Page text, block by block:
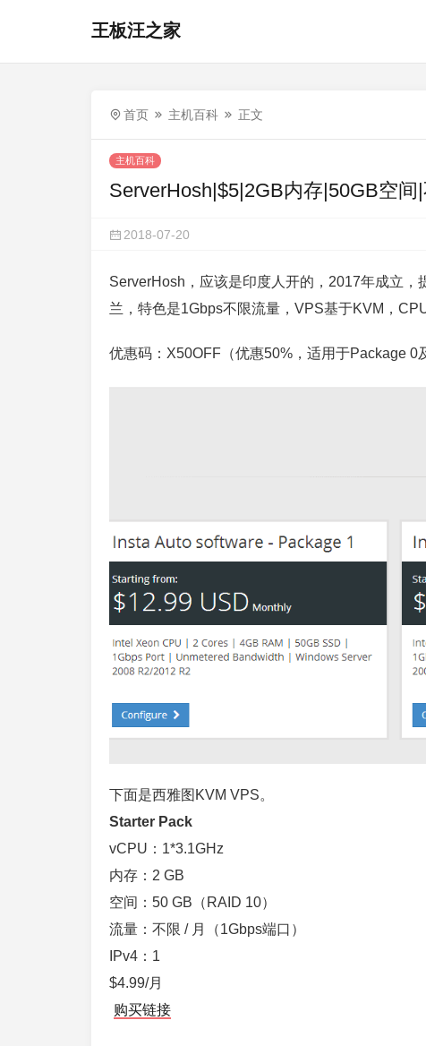
王板汪之家
首页 主机百科 正文
主机百科
ServerHosh|$5|2GB内存|50GB空
2018-07-20
ServerHosh，应该是印度人开的，2017年成立
兰，特色是1Gbps不限流量，VPS基于KVM，
优惠码：X50OFF（优惠50%，适用于Package
下面是西雅图KVM VPS。
Starter Pack
vCPU：1*3.1GHz
内存：2 GB
空间：50 GB（RAID 10）
流量：不限 / 月（1Gbps端口）
IPv4：1
$4.99/月
购买链接